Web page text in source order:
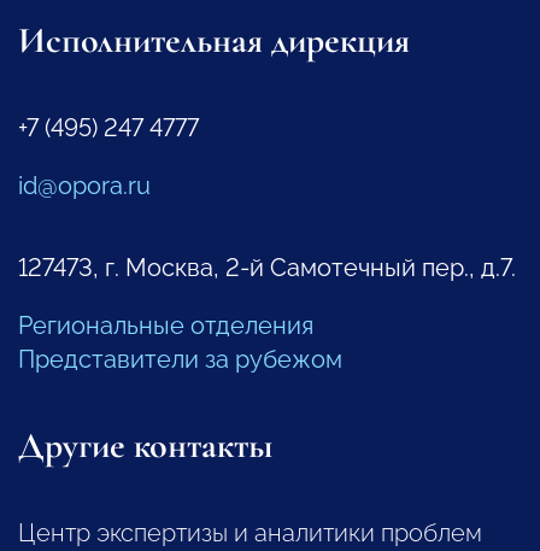
Исполнительная дирекция
+7 (495) 247 4777
id@opora.ru
127473, г. Москва, 2-й Самотечный пер., д.7.
Региональные отделения
Представители за рубежом
Другие контакты
Центр экспертизы и аналитики проблем